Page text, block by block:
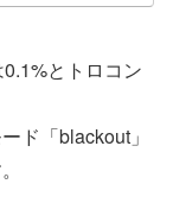
とトロコン
ド「blackout」